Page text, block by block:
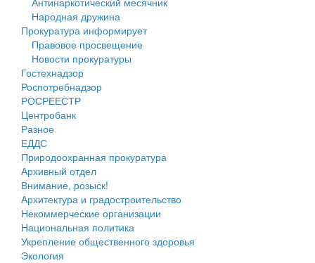
Генеральные планы
Проекты планировки территории
Собрание депутатов
Городское поселение
Сельские поселения
Народная дружина
Прокуратура информирует
Правовое просвещение
Новости прокуратуры
Гостехнадзор
Роспотребнадзор
РОСРЕЕСТР
Центробанк
Разное
ЕДДС
Природоохранная прокуратура
Архивный отдел
Внимание, розыск!
Архитектура и градостроительство
Некоммерческие организации
Национальная политика
Укрепление общественного здоровья
Экология